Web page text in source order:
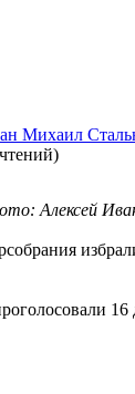
Михаил
)
Алексей
16